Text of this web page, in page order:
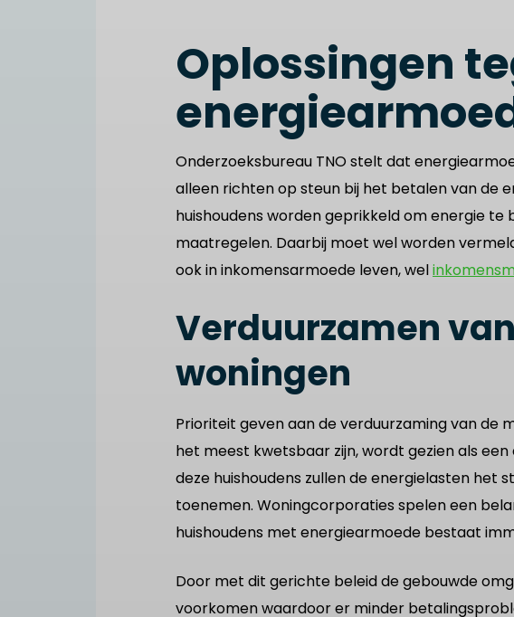
Oplossingen
Onderzoeksbureau TNO stelt dat
alleen richten op steun bij het betalen van de
huishoudens worden geprikkeld om energie
maatregelen. Daarbij moet wel worden
ook in inkomensarmoede leven, wel
Verduurzamen
woningen
Prioriteit geven aan de verduurzaming van de
het meest kwetsbaar zijn, wordt gezien als
deze huishoudens zullen de energielasten het
toenemen. Woningcorporaties spelen een
huishoudens met energiearmoede bestaat
Door met dit gerichte beleid de gebouwde
voorkomen waardoor er minder